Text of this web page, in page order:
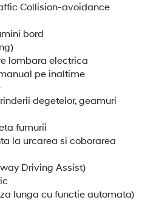
Collision-avoidance
bord
lombara electrica
pe inaltime
degetelor, geamuri
fumurii
la urcarea si coborarea
Driving Assist)
lunga cu functie automata)